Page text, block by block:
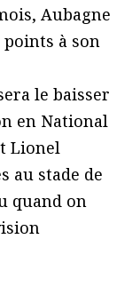
Aubagne
à son
le baisser
en National
Lionel
au stade de
quand on